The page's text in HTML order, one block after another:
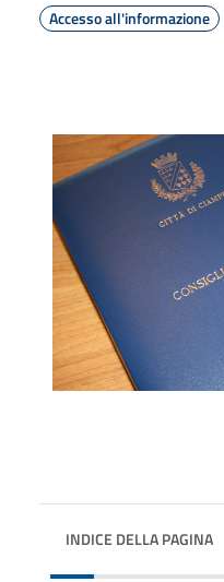
Accesso all'informazione
INDICE DELLA PAGINA